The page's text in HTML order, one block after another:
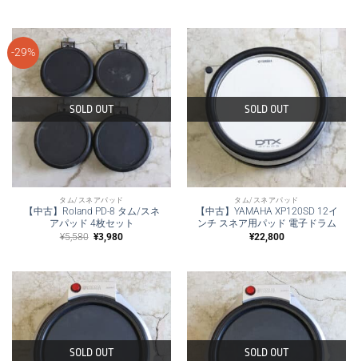
-29%
SOLD OUT
タム/スネアパッド
【中古】Roland PD-8 タム/スネ
アパッド 4枚セット
¥5,580 元
は
¥5,580
で
し
た。
¥3,980現
格
は
¥3,980
で
す。
SOLD OUT
タム/スネアパッド
【中古】YAMAHA XP120SD 12イ
ンチ スネア用パッド 電子ドラム
¥22,800
SOLD OUT SOLD OUT